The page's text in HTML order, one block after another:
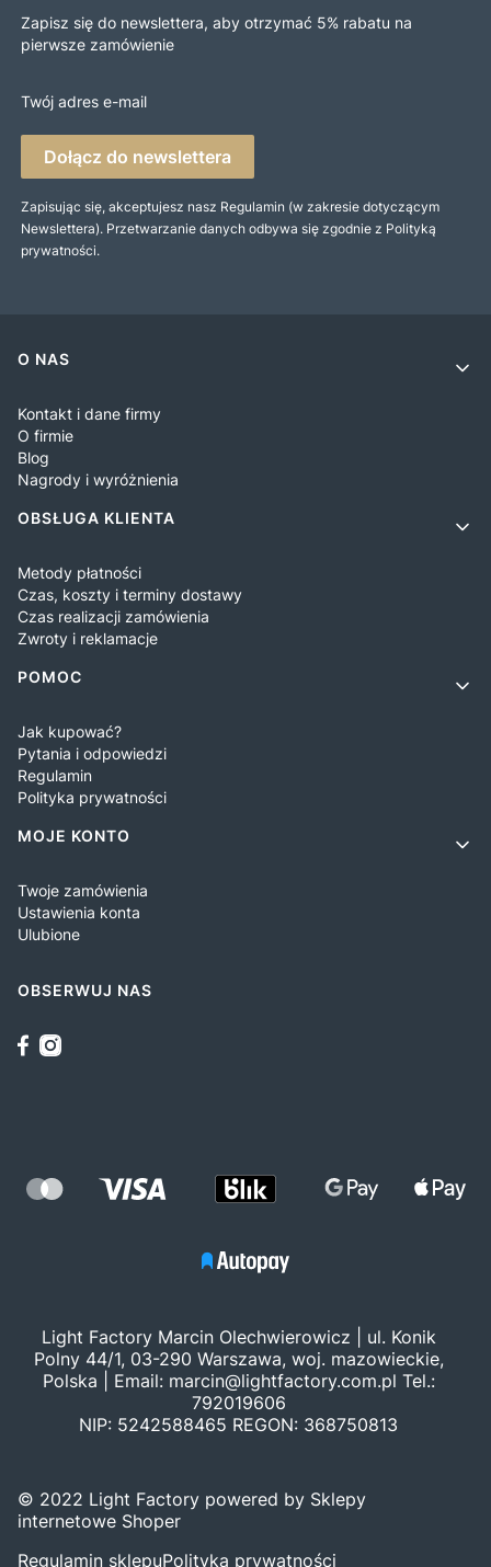
Zapisz się do newslettera, aby otrzymać 5% rabatu na
pierwsze zamówienie
Twój adres e-mail
Dołącz do newslettera
Zapisując się, akceptujesz nasz Regulamin (w zakresie dotyczącym
Newslettera). Przetwarzanie danych odbywa się zgodnie z Polityką
prywatności.
Linki w stopce
O NAS
Kontakt i dane firmy
O firmie
Blog
Nagrody i wyróżnienia
OBSŁUGA KLIENTA
Metody płatności
Czas, koszty i terminy dostawy
Czas realizacji zamówienia
Zwroty i reklamacje
POMOC
Jak kupować?
Pytania i odpowiedzi
Regulamin
Polityka prywatności
MOJE KONTO
Twoje zamówienia
Ustawienia konta
Ulubione
OBSERWUJ NAS
Light Factory Marcin Olechwierowicz | ul. Konik
Polny 44/1, 03-290 Warszawa, woj. mazowieckie,
Polska | Email: marcin@lightfactory.com.pl Tel.:
792019606
NIP: 5242588465 REGON: 368750813
© 2022 Light Factory powered by Sklepy
internetowe Shoper
Regulamin sklepuPolityka prywatności